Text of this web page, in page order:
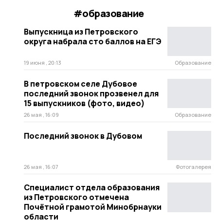
#образование
Выпускница из Петровского
округа набрала сто баллов на ЕГЭ
19 июня , 20:13 Образование
В петровском селе Дубовое
последний звонок прозвенел для
15 выпускников (фото, видео)
26 мая , 16:09 Образование
Последний звонок в Дубовом
26 мая , 16:07 Фотогалерея
Специалист отдела образования
из Петровского отмечена
Почётной грамотой Минобрнауки
области